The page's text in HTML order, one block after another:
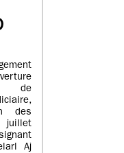
de
des
Aj